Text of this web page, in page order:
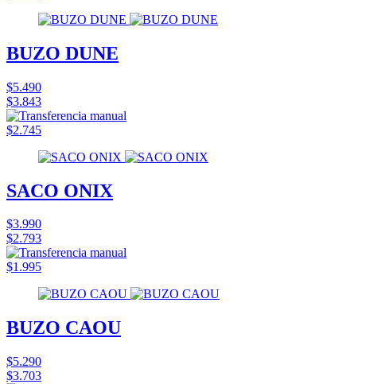
BUZO DUNE
$5.490
$3.843
$2.745
SACO ONIX
$3.990
$2.793
$1.995
BUZO CAOU
$5.290
$3.703